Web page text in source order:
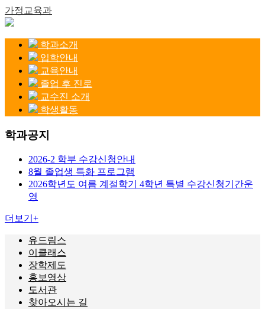
가정교육과
학과소개
입학안내
교육안내
졸업 후 진로
교수진 소개
학생활동
학과공지
2026-2 학부 수강신청안내
8월 졸업생 특화 프로그램
2026학년도 여름 계절학기 4학년 특별 수강신청기간운
영
더보기 +
유드림스
이클래스
장학제도
홍보영상
도서관
찾아오시는 길